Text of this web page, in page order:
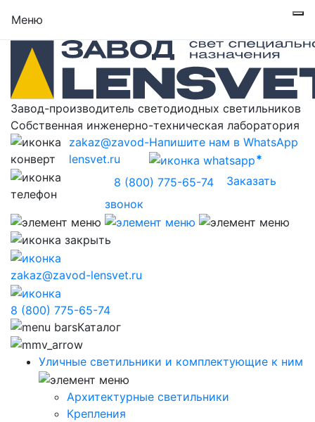
Меню
Завод-производитель светодиодных светильников
Собственная инженерно-техническая лаборатория
zakaz@zavod-
lensvet.ru
Напишите нам в WhatsApp
8 (800) 775-65-74
Заказать
звонок
zakaz@zavod-lensvet.ru
8 (800) 775-65-74
Каталог
Уличные светильники и комплектующие к ним
Архитектурные светильники
Крепления